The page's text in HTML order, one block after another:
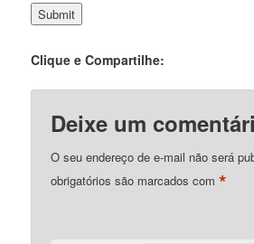
Clique e Compartilhe:
Deixe um
O seu endereço de e-mail não será
obrigatórios são marcados com*